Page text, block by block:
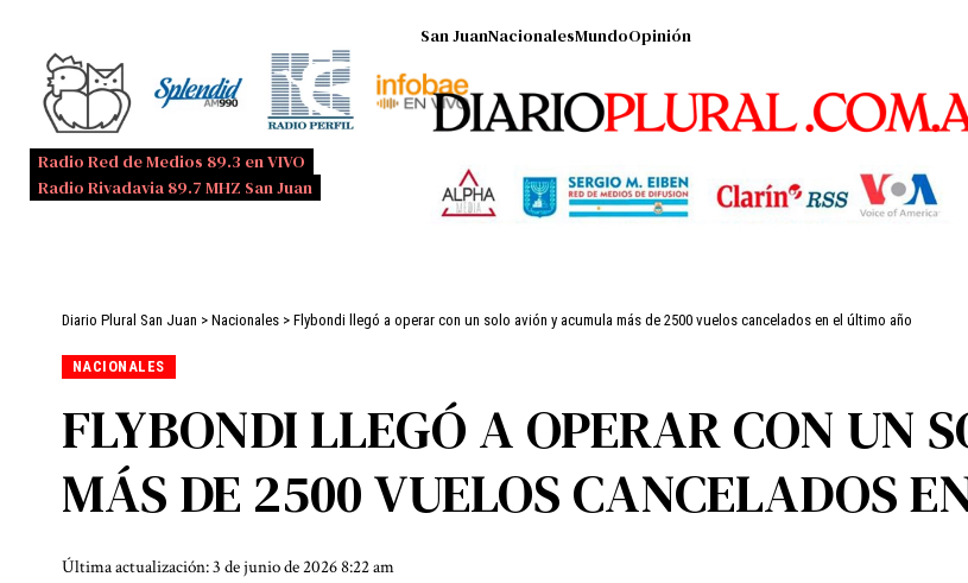
Radio Red de Medios 89.3 en VIVO
Radio Rivadavia 89.7 MHZ San Juan
San JuanNacionalesMundoOpinión
Diario Plural San Juan > Nacionales > Flybondi llegó a operar con un solo avión y acumula más de 2500 vuelos cancelados en el último año
NACIONALES
FLYBONDI LLEGÓ A OPERAR CON UN
MÁS DE 2500 VUELOS CANCELADOS
Última actualización: 3 de junio de 2026 8:22 am